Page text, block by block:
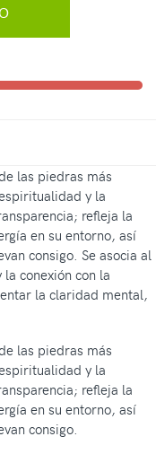
las piedras más
y la
refleja la
en su entorno, así
consigo. Se asocia al
conexión con la
la claridad mental,
las piedras más
y la
refleja la
en su entorno, así
consigo.